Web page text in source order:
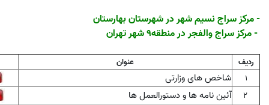
- مرکز سراج نسیم شهر در شهرستان بهارستان
- مرکز سراج والفجر در منطقه9 شهر تهران
ردیف
عنوان
۱
شاخص های وزارتی
۲ آئین نامه ها و دستورالعمل ها